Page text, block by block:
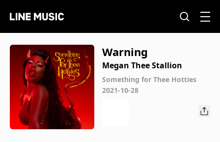
Warning
Megan Thee Stallion
Something for Thee Hotties
2021-10-28